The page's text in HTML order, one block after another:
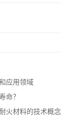
应用领域
命？
火材料的技术概念